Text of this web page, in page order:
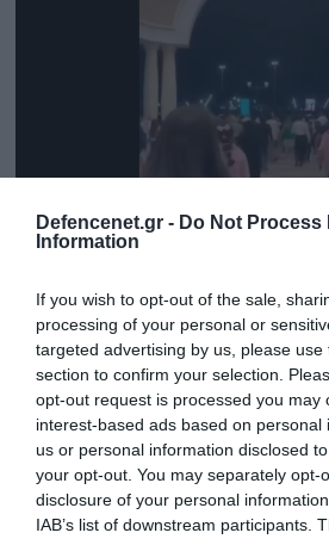
Defencenet.gr - Do Not Process
Information
If you wish to opt-out of the sale,
processing of your personal or
targeted advertising by us, please
section to confirm your selection.
opt-out request is processed you may
interest-based ads based on personal
us or personal information disclosed
your opt-out. You may separately opt-
disclosure of your personal
IAB’s list of downstream participants.
23.06.2025 | 21:15
Ντόχα: Σκηνές πανικού σε
την ώρα της ιρανικής
Στα πλάνα διακρίνονται
έντρομοι, φωνάζοντας και
απομακρυνθούν